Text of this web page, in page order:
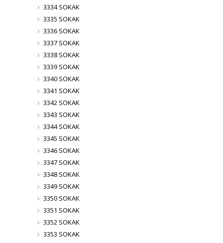
3334 SOKAK
3335 SOKAK
3336 SOKAK
3337 SOKAK
3338 SOKAK
3339 SOKAK
3340 SOKAK
3341 SOKAK
3342 SOKAK
3343 SOKAK
3344 SOKAK
3345 SOKAK
3346 SOKAK
3347 SOKAK
3348 SOKAK
3349 SOKAK
3350 SOKAK
3351 SOKAK
3352 SOKAK
3353 SOKAK